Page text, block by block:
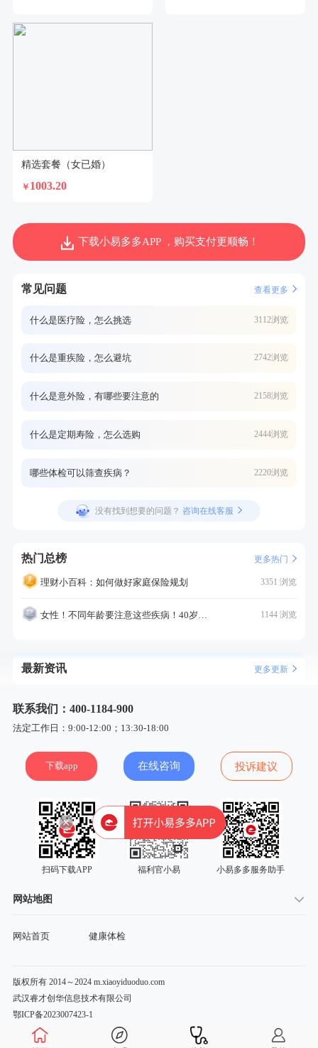
精选套餐（女已婚）
￥ 1003.20
下载小易多多APP ，购买支付更顺畅！
常见问题 查看更多
什么是医疗险，怎么挑选 3112浏览
什么是重疾险，怎么避坑 2742浏览
什么是意外险，有哪些要注意的 2158浏览
什么是定期寿险，怎么选购 2444浏览
哪些体检可以筛查疾病？ 2220浏览
没有找到想要的问题？ 咨询在线客服
热门总榜 更多热门
理财小百科：如何做好家庭保险规划 3351 浏览
女性！不同年龄要注意这些疾病！40岁的这个疾病最需要注意！ 1144 浏览
最新资讯 更多更新
联系我们：400-1184-900
法定工作日：9:00-12:00；13:30-18:00
下载app 在线咨询 投诉建议
扫码下载APP 福利官小易 小易多多服务助手
网站地图
网站首页 健康体检
版权所有 2014～2024 m.xiaoyiduoduo.com
武汉睿才创华信息技术有限公司
鄂ICP备2023007423-1